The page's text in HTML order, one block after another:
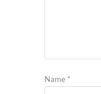
Name *